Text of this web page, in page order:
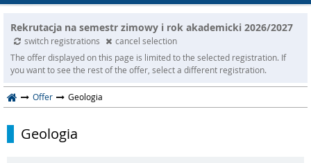
Rekrutacja na semestr zimowy i rok akademicki 2026/2027
switch registrations
cancel selection
The offer displayed on this page is limited to the selected registration. If
you want to see the rest of the offer, select a different registration.
Offer Geologia
Geologia